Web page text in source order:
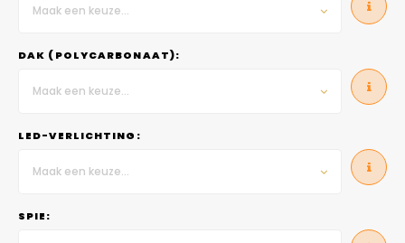
Maak een keuze...
DAK (POLYCARBONAAT):
Maak een keuze...
LED-VERLICHTING:
Maak een keuze...
SPIE: